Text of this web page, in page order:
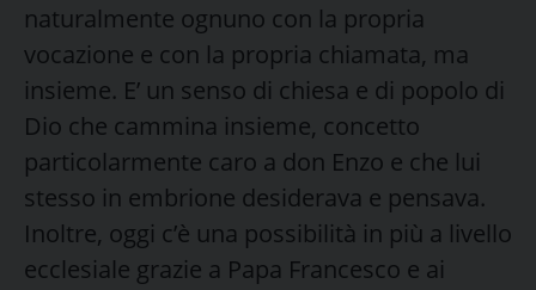
naturalmente ognuno con la propria
vocazione e con la propria chiamata, ma
insieme. E’ un senso di chiesa e di popolo di
Dio che cammina insieme, concetto
particolarmente caro a don Enzo e che lui
stesso in embrione desiderava e pensava.
Inoltre, oggi c’è una possibilità in più a livello
ecclesiale grazie a Papa Francesco e ai